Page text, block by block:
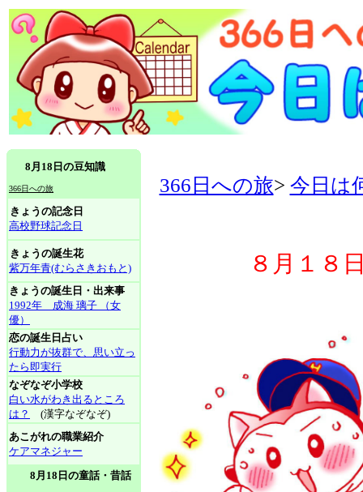
8月18日の豆知識
366日への旅
きょうの記念日
高校野球記念日
きょうの誕生花
紫万年青(むらさきおもと)
きょうの誕生日・出来事
1992年 成海 璃子 （女
優）
恋の誕生日占い
行動力が抜群で、思い立っ
たら即実行
なぞなぞ小学校
白い水がわき出るところ
は？
(漢字なぞなぞ)
あこがれの職業紹介
ケアマネジャー
8月18日の童話・昔話
366日への旅> 今日は
８月１８